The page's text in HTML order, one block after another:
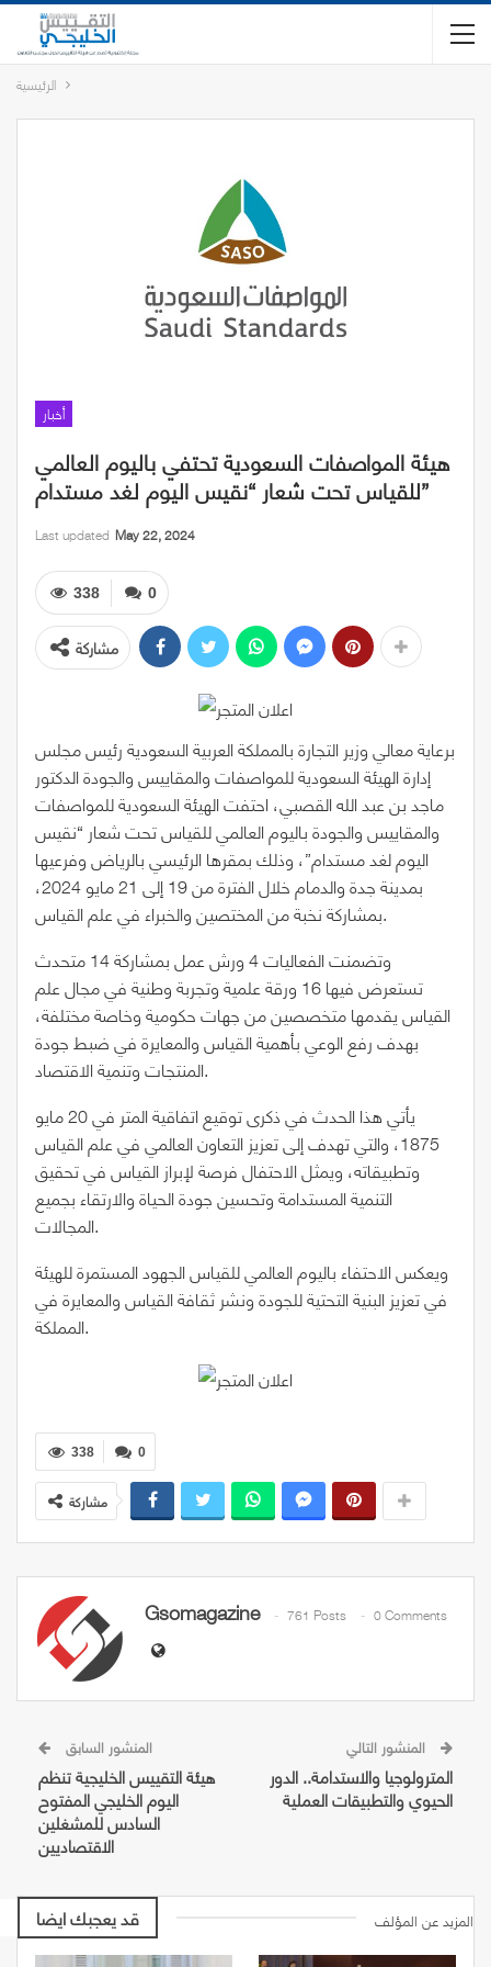
الرئيسية
أخبار
هيئة المواصفات السعودية تحتفي باليوم العالمي
للقياس تحت شعار “نقيس اليوم لغد مستدام”
Last updated May 22, 2024
0
338
مشاركة
​برعاية معالي وزير التجارة بالمملكة العربية السعودية رئيس مجلس
إدارة الهيئة السعودية للمواصفات والمقاييس والجودة الدكتور
ماجد بن عبد الله القصبي، احتفت الهيئة السعودية للمواصفات
والمقاييس والجودة باليوم العالمي للقياس تحت شعار “نقيس
اليوم لغد مستدام”، وذلك بمقرها الرئيسي بالرياض وفرعيها
بمدينة جدة والدمام خلال الفترة من 19 إلى 21 مايو 2024،
بمشاركة نخبة من المختصين والخبراء في علم القياس.
وتضمنت الفعاليات 4 ورش عمل بمشاركة 14 متحدث
تستعرض فيها 16 ورقة علمية وتجربة وطنية في مجال علم
القياس يقدمها متخصصين من جهات حكومية وخاصة مختلفة،
بهدف رفع الوعي بأهمية القياس والمعايرة في ضبط جودة
المنتجات وتنمية الاقتصاد.
يأتي هذا الحدث في ذكرى توقيع اتفاقية المتر في 20 مايو
1875، والتي تهدف إلى تعزيز التعاون العالمي في علم القياس
وتطبيقاته، ويمثل الاحتفال فرصة لإبراز القياس في تحقيق
التنمية المستدامة وتحسين جودة الحياة والارتقاء بجميع
المجالات.
ويعكس الاحتفاء باليوم العالمي للقياس الجهود المستمرة للهيئة
في تعزيز البنية التحتية للجودة ونشر ثقافة القياس والمعايرة في
المملكة.
0
338
مشاركة
Gsomagazine 761 Posts 0 Comments
المنشور السابق
هيئة التقييس الخليجية تنظم
اليوم الخليجي المفتوح
السادس للمشغلين
الاقتصاديين
المترولوجيا والاستدامة.. الدور
الحيوي والتطبيقات العملية
قد يعجبك ايضا المزيد عن المؤلف